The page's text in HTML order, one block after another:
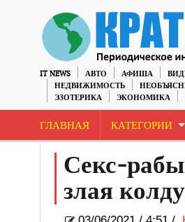
IT NEWS АВТО АФИША
НЕДВИЖИМОСТЬ
ЭЗОТЕРИКА
ЭКОНОМИКА
ГЛАВНАЯ КАТЕГОРИИ
Секс-
злая